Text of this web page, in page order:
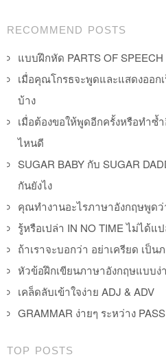
Post
RECOMMEND POSTS
แบบฝึกหัด PARTS OF SPEECH
เมื่อคุณโกรธจะพูดและแสดงออ
บ้าง
เมื่อต้องขอให้พูดอีกครั้งหรือทำ
ไหนดี
SUGAR BABY กับ SUGAR
กันยังไง
คุณทำงานอะไรภาษาอังกฤษพูดว่
รู้หรือเปล่า IN NO TIME ไม่ได้แ
ถ้าเราจะบอกว่า อย่าเครียด เป็
หัวข้อฝึกเขียนภาษาอังกฤษแบบง่
เคล็ดลับเข้าใจง่าย ADJ & ADV
GRAMMAR ง่ายๆ ระหว่าง
TOP POSTS